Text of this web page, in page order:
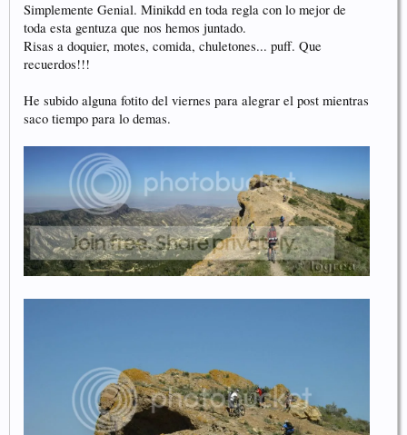
Simplemente Genial. Minikdd en toda regla con lo mejor de
toda esta gentuza que nos hemos juntado.
Risas a doquier, motes, comida, chuletones... puff. Que
recuerdos!!!
He subido alguna fotito del viernes para alegrar el post mientras
saco tiempo para lo demas.